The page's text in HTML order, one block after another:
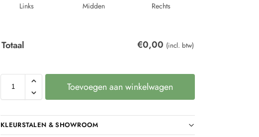
Links Midden Rechts
Totaal €0,00 (incl. btw)
Toevoegen aan winkelwagen
KLEURSTALEN & SHOWROOM